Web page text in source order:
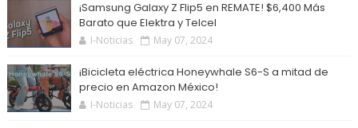
¡Samsung Galaxy Z Flip5 en REMATE! $6,400 Más
Barato que Elektra y Telcel
I-Noticias May 07, 2024
¡Bicicleta eléctrica Honeywhale S6-S a mitad de
precio en Amazon México!
I-Noticias May 07, 2024